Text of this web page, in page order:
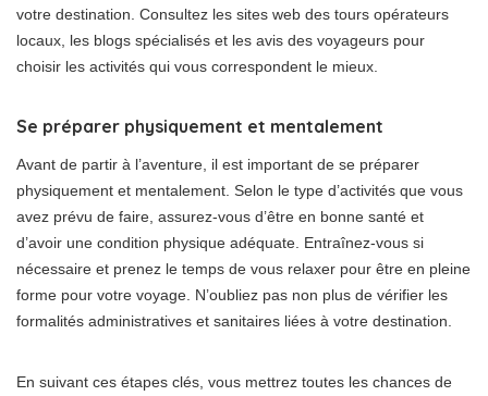
votre destination. Consultez les sites web des tours opérateurs
locaux, les blogs spécialisés et les avis des voyageurs pour
choisir les activités qui vous correspondent le mieux.
Se préparer physiquement et mentalement
Avant de partir à l’aventure, il est important de se préparer
physiquement et mentalement. Selon le type d’activités que vous
avez prévu de faire, assurez-vous d’être en bonne santé et
d’avoir une condition physique adéquate. Entraînez-vous si
nécessaire et prenez le temps de vous relaxer pour être en pleine
forme pour votre voyage. N’oubliez pas non plus de vérifier les
formalités administratives et sanitaires liées à votre destination.
En suivant ces étapes clés, vous mettrez toutes les chances de